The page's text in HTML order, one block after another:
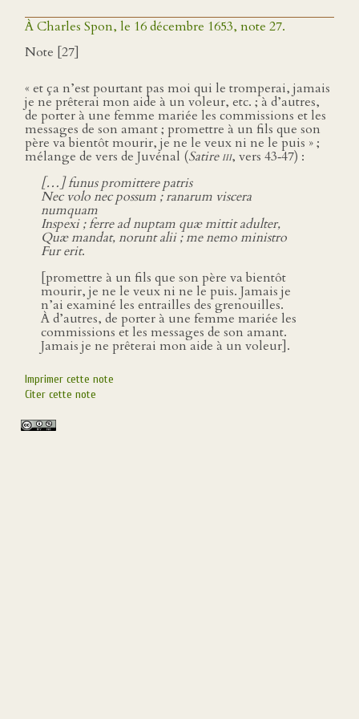
À Charles Spon, le 16 décembre 1653, note 27.
Note [27]
« et ça n’est pourtant pas moi qui le tromperai, jamais
je ne prêterai mon aide à un voleur, etc. ; à d’autres,
de porter à une femme mariée les commissions et les
messages de son amant ; promettre à un fils que son
père va bientôt mourir, je ne le veux ni ne le puis » ;
mélange de vers de Juvénal (Satireiii, vers 43‑47) :
[…] funus promittere patris
Nec volo nec possum ; ranarum viscera
numquam
Inspexi ; ferre ad nuptam quæ mittit adulter,
Quæ mandat, norunt alii ; me nemo ministro
Fur erit.
[promettre à un fils que son père va bientôt
mourir, je ne le veux ni ne le puis. Jamais je
n’ai examiné les entrailles des grenouilles.
À d’autres, de porter à une femme mariée les
commissions et les messages de son amant.
Jamais je ne prêterai mon aide à un voleur].
Imprimer cette note
Citer cette note